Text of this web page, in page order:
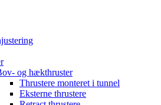
og hækthruster
Thrustere monteret i tunnel
Eksterne thrustere